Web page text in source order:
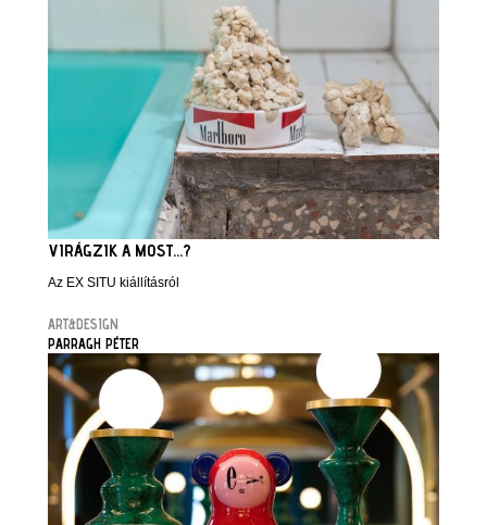
VIRÁGZIK A MOST...?
Az EX SITU kiállításról
ART&DESIGN
PARRAGH PÉTER